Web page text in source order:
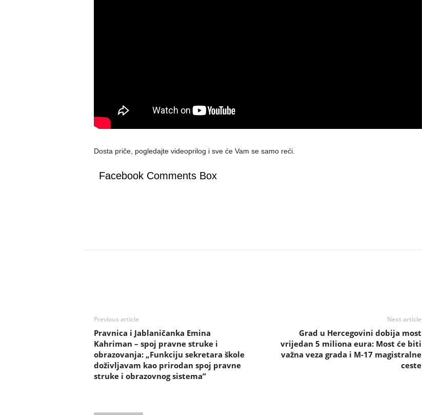
Dosta priče, pogledajte videoprilog i sve će Vam se samo reći.
Facebook Comments Box
Previous article
Pravnica i Jablaničanka Emina
Kahriman – spoj pravne struke i
obrazovanja: „Funkciju sekretara škole
doživljavam kao prirodan spoj pravne
struke i obrazovnog sistema”
Next article
Grad u Hercegovini dobija most
vrijedan 5 miliona eura: Most će biti
važna veza grada i M-17 magistralne
ceste